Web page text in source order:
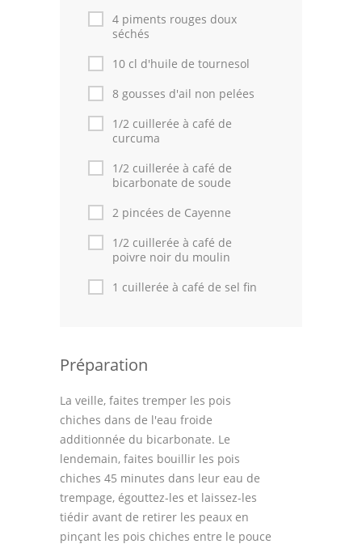
Articles
Actualités
Astuces de cuisine
Leçons de cuisine
Fêtes Religieuses
Chefs
Forum
Thèmes
4 piments rouges doux
séchés
10 cl d'huile de tournesol
8 gousses d'ail non pelées
1/2 cuillerée à café de
curcuma
1/2 cuillerée à café de
bicarbonate de soude
2 pincées de Cayenne
1/2 cuillerée à café de
poivre noir du moulin
1 cuillerée à café de sel fin
Préparation
La veille, faites tremper les pois
chiches dans de l'eau froide
additionnée du bicarbonate. Le
lendemain, faites bouillir les pois
chiches 45 minutes dans leur eau de
trempage, égouttez-les et laissez-les
tiédir avant de retirer les peaux en
pinçant les pois chiches entre le pouce